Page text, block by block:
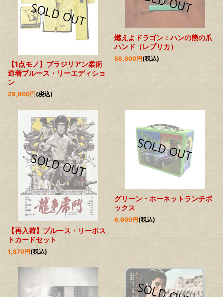
【1点モノ】ブラジリアン柔術
道着ブルース・リーエディショ
ン
29,800円(税込)
燃えよドラゴン：ハンの熊の爪
ハンド（レプリカ）
88,000円(税込)
【再入荷】ブルース・リーポス
トカードセット
1,870円(税込)
グリーン・ホーネットランチボ
ックス
6,600円(税込)